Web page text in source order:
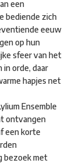
een
bediende zich
eeuw
op hun
sfeer van het
orde, daar
hapjes net
Ensemble
ontvangen
een korte
bezoek met